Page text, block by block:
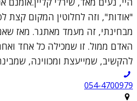
"אודות", וזה לחלוטין המקום קצת
מבחינתי, זה מעמד מאתגר. מאז
האדם ממול. זו שמכילה כל אחד
להקשיב, שמייעצת ומכווינה,
054-4700979